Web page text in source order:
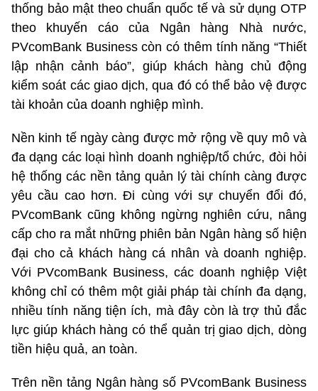
thống bảo mật theo chuẩn quốc tế và sử dụng OTP
theo khuyến cáo của Ngân hàng Nhà nước,
PVcomBank Business còn có thêm tính năng “Thiết
lập nhận cảnh báo”, giúp khách hàng chủ động
kiểm soát các giao dịch, qua đó có thể bảo vệ được
tài khoản của doanh nghiệp mình.
Nền kinh tế ngày càng được mở rộng về quy mô và
đa dạng các loại hình doanh nghiệp/tổ chức, đòi hỏi
hệ thống các nền tảng quản lý tài chính càng được
yêu cầu cao hơn. Đi cùng với sự chuyển đổi đó,
PVcomBank cũng không ngừng nghiên cứu, nâng
cấp cho ra mắt những phiên bản Ngân hàng số hiện
đại cho cả khách hàng cá nhân và doanh nghiệp.
Với PVcomBank Business, các doanh nghiệp Việt
không chỉ có thêm một giải pháp tài chính đa dạng,
nhiều tính năng tiện ích, mà đây còn là trợ thủ đắc
lực giúp khách hàng có thể quản trị giao dịch, dòng
tiền hiệu quả, an toàn.
Trên nền tảng Ngân hàng số PVcomBank Business